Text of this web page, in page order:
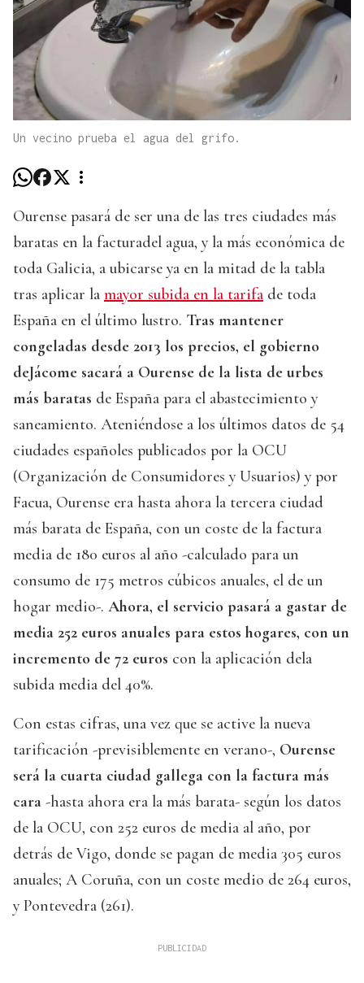
Un vecino prueba el agua del grifo.
Ourense pasará de ser una de las tres ciudades más
baratas en la facturadel agua, y la más económica de
toda Galicia, a ubicarse ya en la mitad de la tabla
tras aplicar la mayor subida en la tarifa de toda
España en el último lustro. Tras mantener
congeladas desde 2013 los precios, el gobierno
deJácome sacará a Ourense de la lista de urbes
más baratas de España para el abastecimiento y
saneamiento. Ateniéndose a los últimos datos de 54
ciudades españoles publicados por la OCU
(Organización de Consumidores y Usuarios) y por
Facua, Ourense era hasta ahora la tercera ciudad
más barata de España, con un coste de la factura
media de 180 euros al año -calculado para un
consumo de 175 metros cúbicos anuales, el de un
hogar medio-. Ahora, el servicio pasará a gastar de
media 252 euros anuales para estos hogares, con un
incremento de 72 euros con la aplicación dela
subida media del 40%.
Con estas cifras, una vez que se active la nueva
tarificación -previsiblemente en verano-, Ourense
será la cuarta ciudad gallega con la factura más
cara -hasta ahora era la más barata- según los datos
de la OCU, con 252 euros de media al año, por
detrás de Vigo, donde se pagan de media 305 euros
anuales; A Coruña, con un coste medio de 264 euros,
y Pontevedra (261).